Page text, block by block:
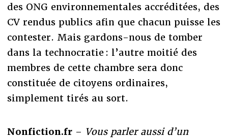
des ONG environnementales accréditées, des
CV rendus publics afin que chacun puisse les
contester. Mais gardons-nous de tomber
dans la technocratie : l’autre moitié des
membres de cette chambre sera donc
constituée de citoyens ordinaires,
simplement tirés au sort.
Nonfiction.fr– Vous parler aussi d’un